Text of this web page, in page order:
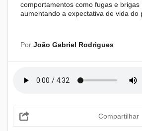
comportamentos como fugas e brigas
aumentando a expectativa de vida do
Por João Gabriel Rodrigues
Compartilhar